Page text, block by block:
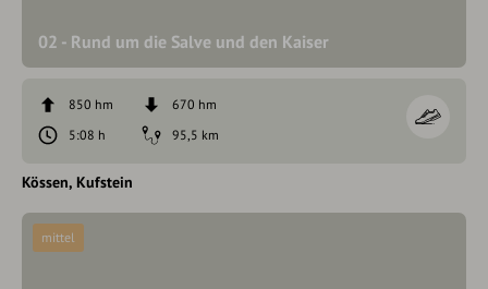
02 - Rund um die Salve und den Kaiser
850 hm
670 hm
5:08 h
95,5 km
Kössen Kufstein
mittel